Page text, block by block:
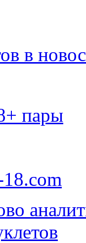
в
пары